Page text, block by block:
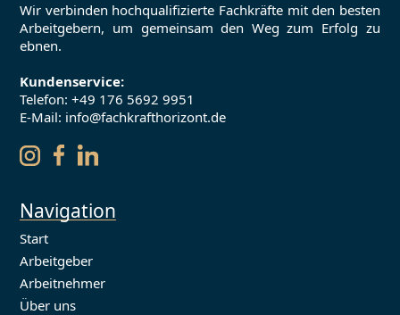
Wir verbinden hochqualifizierte Fachkräfte mit den besten
Arbeitgebern, um gemeinsam den Weg zum Erfolg zu
ebnen.
Kundenservice:
Telefon:+49 176 5692 9951
E-Mail: info@fachkrafthorizont.de
Navigation
Start
Arbeitgeber
Arbeitnehmer
Über uns